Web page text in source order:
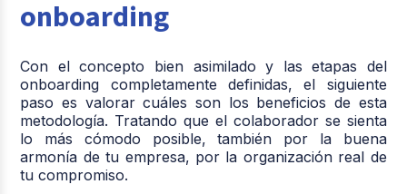
onboarding
Con el concepto bien asimilado y las etapas del
onboarding completamente definidas, el siguiente
paso es valorar cuáles son los beneficios de esta
metodología. Tratando que el colaborador se sienta
lo más cómodo posible, también por la buena
armonía de tu empresa, por la organización real de
tu compromiso.